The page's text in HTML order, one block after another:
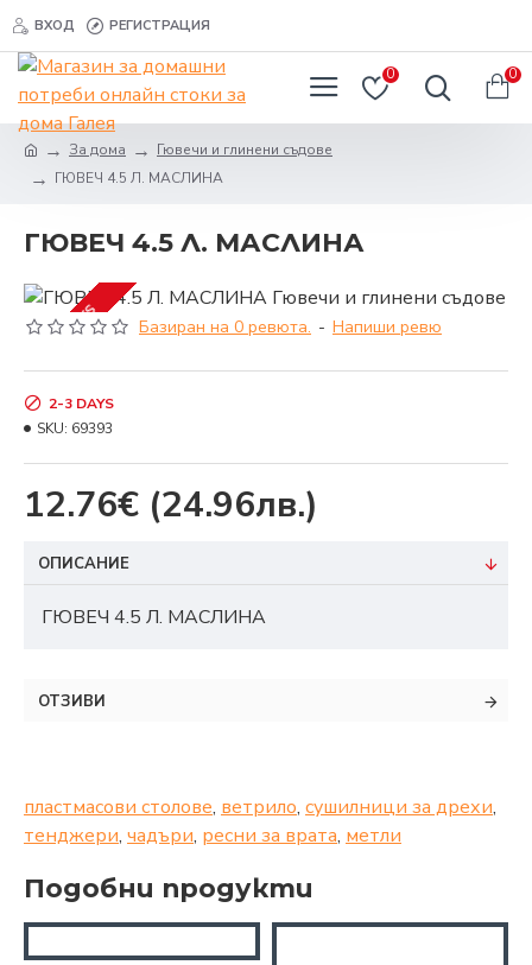
ВХОД РЕГИСТРАЦИЯ
0 0
За дома
Гювечи и глинени съдове
ГЮВЕЧ 4.5 Л. МАСЛИНА
ГЮВЕЧ 4.5 Л. МАСЛИНА
2-3 DAYS Базиран на 0 ревюта. - Напиши ревю
12.76€ (24.96лв.)
2-3 DAYS
SKU: 69393
ОПИСАНИЕ
ГЮВЕЧ 4.5 Л. МАСЛИНА
ОТЗИВИ
пластмасови столове, ветрило, сушилници за дрехи,
тенджери, чадъри, ресни за врата, метли
Подобни продукти